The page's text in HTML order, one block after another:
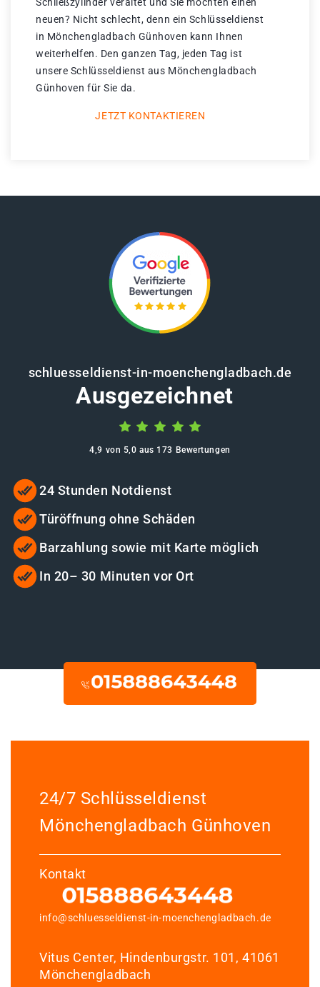
Schließzylinder veraltet und Sie möchten einen
neuen? Nicht schlecht, denn ein Schlüsseldienst
in Mönchengladbach Günhoven kann Ihnen
weiterhelfen. Den ganzen Tag, jeden Tag ist
unsere Schlüsseldienst aus Mönchengladbach
Günhoven für Sie da.
JETZT KONTAKTIEREN
schluesseldienst-in-moenchengladbach.de
Ausgezeichnet
4,9 von 5,0 aus 173 Bewertungen
24 Stunden Notdienst
Türöffnung ohne Schäden
Barzahlung sowie mit Karte möglich
In 20– 30 Minuten vor Ort
24/7 Schlüsseldienst
Mönchengladbach Günhoven
Kontakt
info@schluesseldienst-in-moenchengladbach.de
Vitus Center, Hindenburgstr. 101, 41061
Mönchengladbach